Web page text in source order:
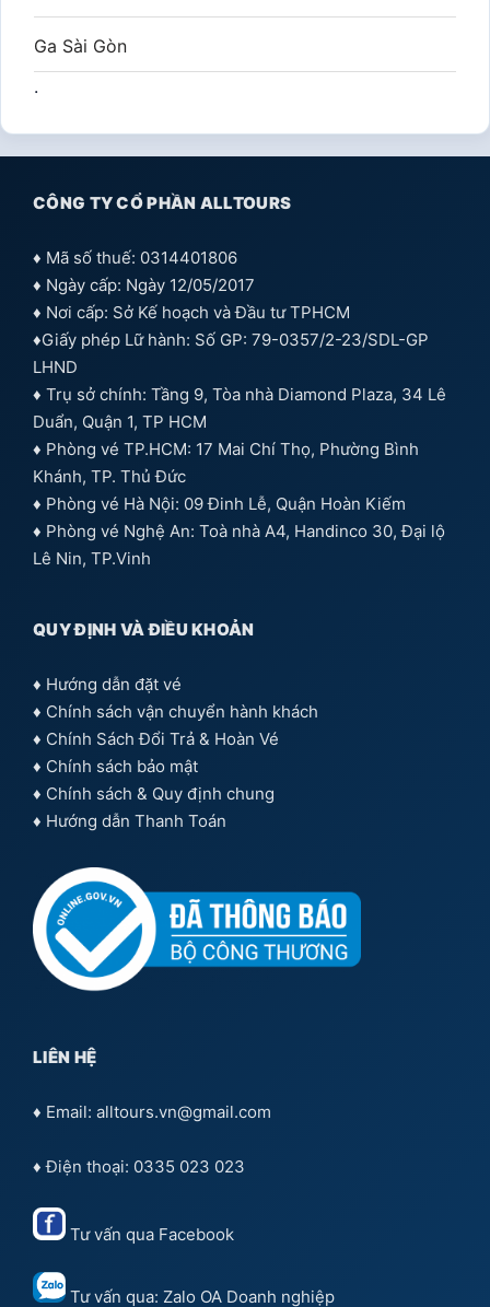
Ga Sài Gòn
.
CÔNG TY CỔ PHẦN ALLTOURS
♦ Mã số thuế: 0314401806
♦ Ngày cấp: Ngày 12/05/2017
♦ Nơi cấp: Sở Kế hoạch và Đầu tư TPHCM
♦Giấy phép Lữ hành: Số GP: 79-0357/2-23/SDL-GP
LHND
♦ Trụ sở chính: Tầng 9, Tòa nhà Diamond Plaza, 34 Lê
Duẩn, Quận 1, TP HCM
♦ Phòng vé TP.HCM: 17 Mai Chí Thọ, Phường Bình
Khánh, TP. Thủ Đức
♦ Phòng vé Hà Nội: 09 Đinh Lễ, Quận Hoàn Kiếm
♦ Phòng vé Nghệ An: Toà nhà A4, Handinco 30, Đại lộ
Lê Nin, TP.Vinh
QUY ĐỊNH VÀ ĐIỀU KHOẢN
♦ Hướng dẫn đặt vé
♦ Chính sách vận chuyển hành khách
♦ Chính Sách Đổi Trả & Hoàn Vé
♦ Chính sách bảo mật
♦ Chính sách & Quy định chung
♦ Hướng dẫn Thanh Toán
LIÊN HỆ
♦ Email: alltours.vn@gmail.com
♦ Điện thoại: 0335 023 023
Tư vấn qua Facebook
Tư vấn qua: Zalo OA Doanh nghiệp